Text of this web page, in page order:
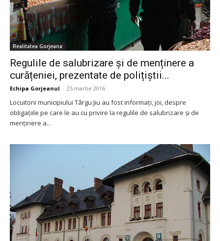
Realitatea Gorjeana
Regulile de salubrizare și de menținere a
curățeniei, prezentate de polițiștii...
Echipa Gorjeanul - 25 martie 2016
Locuitorii municipiului Târgu Jiu au fost informați, joi, despre
obligațiile pe care le au cu privire la regulile de salubrizare și de
menținere a...